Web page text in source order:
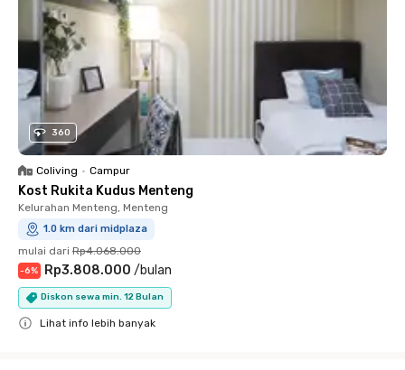
360
Coliving • Campur
Kost Rukita Kudus Menteng
Kelurahan Menteng, Menteng
1.0 km dari midplaza
mulai dari Rp4.068.000
-6% Rp3.808.000 /bulan
Diskon sewa min. 12 Bulan
Lihat info lebih banyak